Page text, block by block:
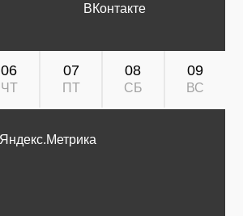
ВКонтакте
06
ЧТ
07
ПТ
08
СБ
09
ВС